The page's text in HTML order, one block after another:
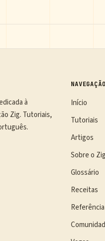
à
Zig. Tutoriais,
NAVEGAÇÃO
Início
Tutoriais
Artigos
Sobre o Zig
Glossário
Receitas
Referência